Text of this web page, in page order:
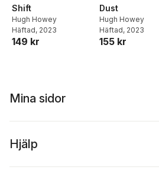
Shift
Hugh Howey
Häftad, 2023
149 kr
Dust
Hugh Howey
Häftad, 2023
155 kr
Mina sidor
Hjälp